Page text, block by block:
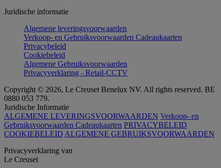
Juridische informatie
Algemene leveringsvoorwaarden
Verkoop- en Gebruiksvoorwaarden Cadeaukaarten
Privacybeleid
Cookiebeleid
Algemene Gebruiksvoorwaarden
Privacyverklaring - Retail-CCTV
Copyright © 2026, Le Creuset Benelux NV. All rights reserved. BE
0880 053 779.
Juridische Informatie
ALGEMENE LEVERINGSVOORWAARDEN Verkoop- en
Gebruiksvoorwaarden Cadeaukaarten PRIVACYBELEID
COOKIEBELEID ALGEMENE GEBRUIKSVOORWAARDEN
Privacyverklaring van
Le Creuset